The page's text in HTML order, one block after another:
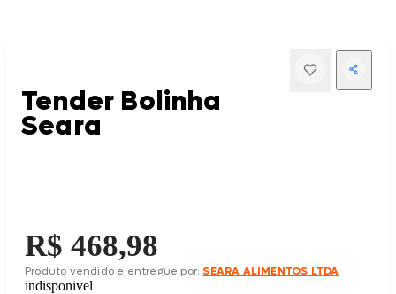
Tender Bolinha
Seara
Price:
R$ 468,98
Produto vendido e entregue por:SEARA ALIMENTOS LTDA
indisponivel